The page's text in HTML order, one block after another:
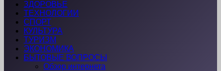
ЗДОРОВЬЕ
ТЕХНОЛОГИИ
СПОРТ
КУЛЬТУРА
ТУРИЗМ
ЭКОНОМИКА
БЫТОВЫЕ ВОПРОСЫ
Обзор интернета